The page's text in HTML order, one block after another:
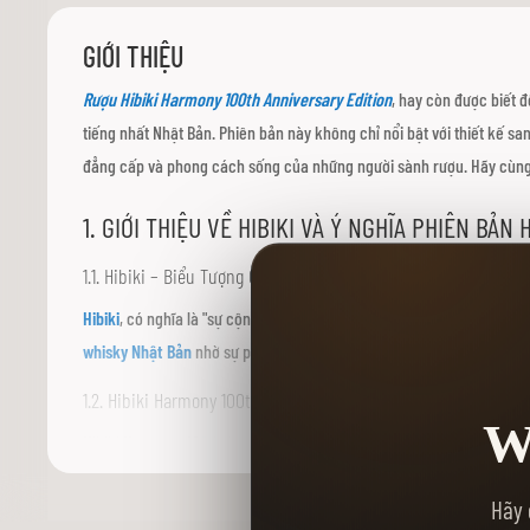
hình
ảnh
GIỚI THIỆU
Rượu Hibiki Harmony 100th Anniversary Edition, hay còn được biết
tiếng nhất Nhật Bản. Phiên bản này không chỉ nổi bật với thiết kế
đẳng cấp và phong cách sống của những người sành rượu. Hãy
1. GIỚI THIỆU VỀ HIBIKI VÀ Ý NGHĨA PHIÊN
1.1. Hibiki – Biểu Tượng Của Suntory Và Nghệ Thuật Whisky
Hibiki, có nghĩa là "sự cộng hưởng" trong tiếng Nhật, là thương
whisky Nhật Bản nhờ sự pha trộn tuyệt vời giữa các loại rượu
1.2. Hibiki Harmony 100th Anniversary Edition – Dấu Ấn Kỷ Niệm
Hibiki Harmony 100th Anniversary Edition là một phiên bản giới
trưng cho “Cầu Tình” - một biểu tượng cầu nối các nền văn hóa